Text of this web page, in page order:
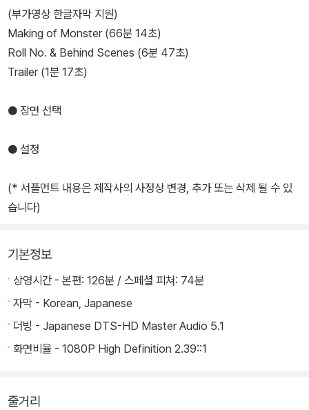
(부가영상 한글자막 지원)
Making of Monster (66분 14초)
Roll No. & Behind Scenes (6분 47초)
Trailer (1분 17초)
● 장면 선택
● 설정
(* 서플먼트 내용은 제작사의 사정상 변경, 추가 또는 삭제 될 수 있
습니다)
기본정보
상영시간 - 본편: 126분 / 스페셜 피쳐: 74분
자막 - Korean, Japanese
더빙 - Japanese DTS-HD Master Audio 5.1
화면비율 - 1080P High Definition 2.39::1
줄거리